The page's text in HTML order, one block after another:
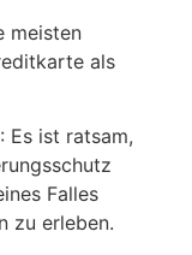
meisten
als
: Es ist ratsam,
Falles
zu erleben.